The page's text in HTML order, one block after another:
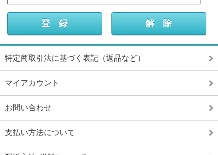
特定商取引法に基づく表記（返品など）
マイアカウント
お問い合わせ
支払い方法について